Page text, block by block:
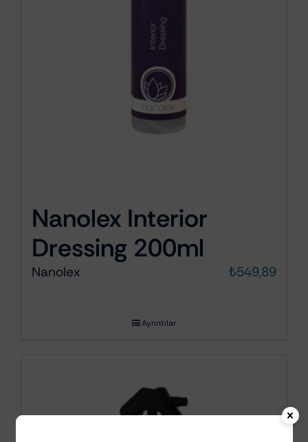
Nanolex Interior
Dressing 200ml
Nanolex ₺549,89
Ayrıntılar